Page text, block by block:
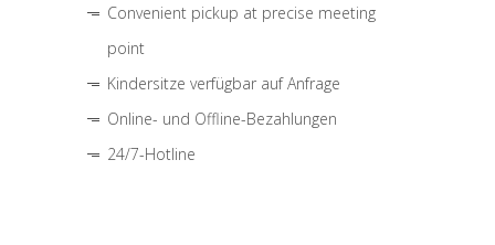
Convenient pickup at precise meeting
point
Kindersitze verfügbar auf Anfrage
Online- und Offline-Bezahlungen
24/7-Hotline